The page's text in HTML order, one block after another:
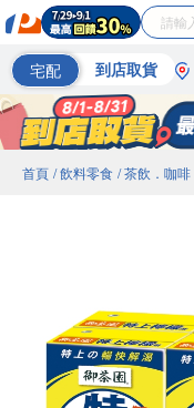
宅配 到店取貨
首頁 / 飲料零食 / 茶飲．咖啡